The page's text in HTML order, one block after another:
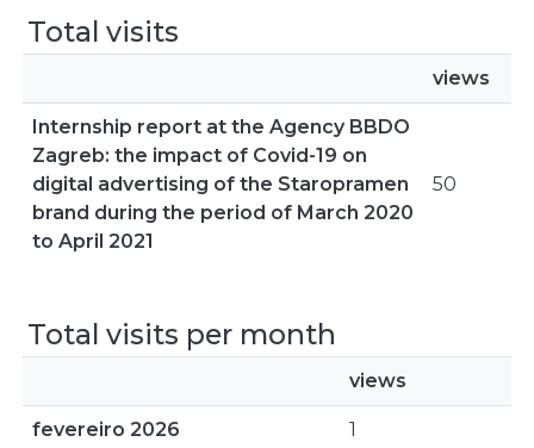
Total visits
views
Internship report at the Agency BBDO
Zagreb: the impact of Covid-19 on
digital advertising of the Staropramen
brand during the period of March 2020
to April 2021
50
Total visits per month
views
fevereiro 2026 1